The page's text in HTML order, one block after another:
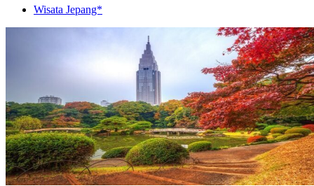
Wisata Jepang*